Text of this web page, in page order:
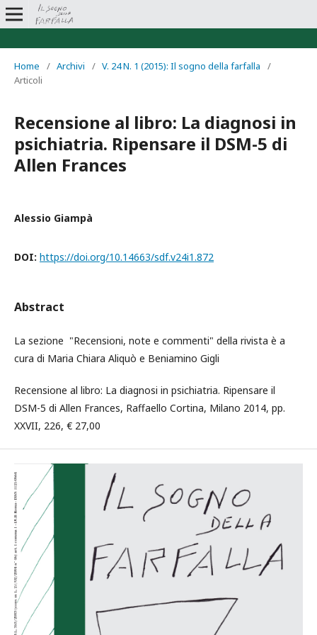
Home / Archivi / V. 24 N. 1 (2015): Il sogno della farfalla
/
Articoli
Recensione al libro: La diagnosi in
psichiatria. Ripensare il DSM-5 di
Allen Frances
Alessio Giampà
DOI: https://doi.org/10.14663/sdf.v24i1.872
Abstract
La sezione "Recensioni, note e commenti" della rivista è a
cura di Maria Chiara Aliquò e Beniamino Gigli
Recensione al libro: La diagnosi in psichiatria. Ripensare il
DSM-5 di Allen Frances, Raffaello Cortina, Milano 2014, pp.
XXVII, 226, € 27,00